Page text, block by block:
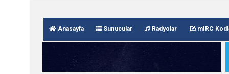
Anasayfa Sunucular Radyolar mIRC